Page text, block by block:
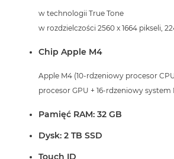
o
k
i
r
3
a
B
o
w technologii True Tone
w rozdzielczości 2560 x 1664 pikseli,
Chip Apple M4
Apple M4 (10-rdzeniowy procesor
procesor GPU + 16-rdzeniowy system
Pamięć RAM: 32 GB
Dysk: 2 TB SSD
Touch ID